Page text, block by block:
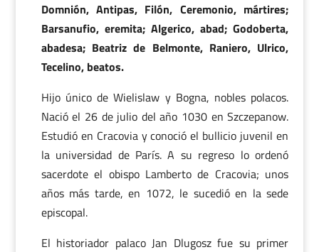
Domnión, Antipas, Filón, Ceremonio, mártires;
Barsanufio, eremita; Algerico, abad; Godoberta,
abadesa; Beatriz de Belmonte, Raniero, Ulrico,
Tecelino, beatos.
Hijo único de Wielislaw y Bogna, nobles polacos.
Nació el 26 de julio del año 1030 en Szczepanow.
Estudió en Cracovia y conoció el bullicio juvenil en
la universidad de París. A su regreso lo ordenó
sacerdote el obispo Lamberto de Cracovia; unos
años más tarde, en 1072, le sucedió en la sede
episcopal.
El historiador palaco Jan Dlugosz fue su primer